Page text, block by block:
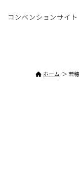
コンベンションサイト
ホーム 若